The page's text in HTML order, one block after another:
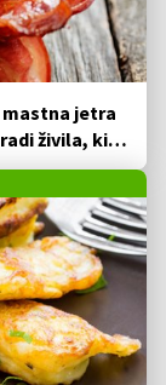
mastna jetra
živila, ki